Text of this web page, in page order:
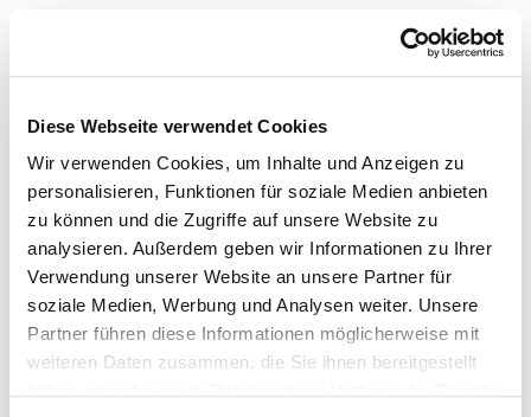
Diese Webseite verwendet Cookies
Wir verwenden Cookies, um Inhalte und Anzeigen zu
personalisieren, Funktionen für soziale Medien anbieten
zu können und die Zugriffe auf unsere Website zu
analysieren. Außerdem geben wir Informationen zu Ihrer
Verwendung unserer Website an unsere Partner für
soziale Medien, Werbung und Analysen weiter. Unsere
Partner führen diese Informationen möglicherweise mit
weiteren Daten zusammen, die Sie ihnen bereitgestellt